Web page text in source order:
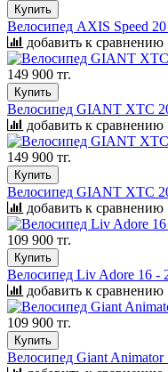
Купить
Велосипед AXIS Speed
добавить к сравнению
149 900 тг.
Купить
Велосипед GIANT XTC
добавить к сравнению
149 900 тг.
Купить
Велосипед GIANT XTC
добавить к сравнению
109 900 тг.
Купить
Велосипед Liv Adore 16 -
добавить к сравнению
109 900 тг.
Купить
Велосипед Giant Animator